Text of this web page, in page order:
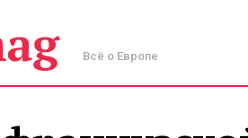
Всё о Европе